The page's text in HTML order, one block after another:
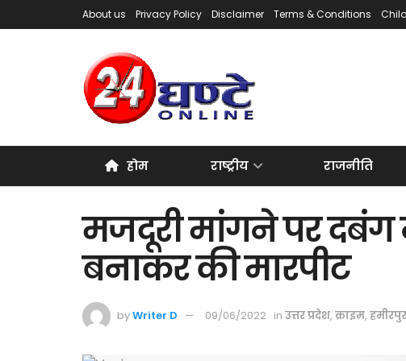
About us Privacy Policy Disclaimer Terms & Conditions
होम राष्ट्रीय राजनीति
मजदूरी मांगने पर
बनाकर की मारपीट
byWriter D 09/06/2022 in उत्तर प्रदेश, क्राइम, हमीरपुर